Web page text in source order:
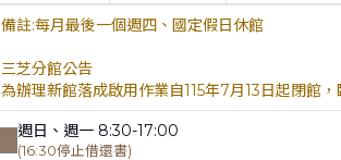
每月最後一個週四、國定假日休館
三芝分館公告
為辦理新館落成啟用作業自115年7月13日起閉館
週日、週一 8:30-17:00
(16:30停止借還書)